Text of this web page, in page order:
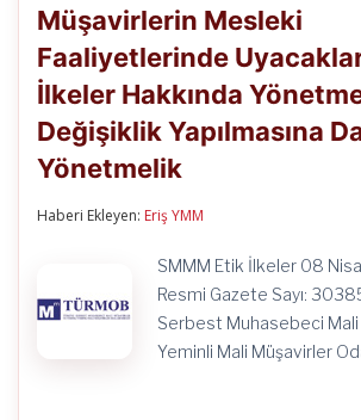
Mali
Müşavirlerin
Mesleki
Faaliyetlerinde
Uyacakları
Etik
İlkeler
Yönetmelik
için
Müşavirlerin Mesleki
Faaliyetlerinde
İlkeler Hakkında
Değişiklik Yapılmasına
Yönetmelik
Haberi Ekleyen: Eriş YMM
SMMM Etik İlkeler 08
Resmi Gazete Sayı:
Serbest Muhasebeci
Yeminli Mali Müşavirler